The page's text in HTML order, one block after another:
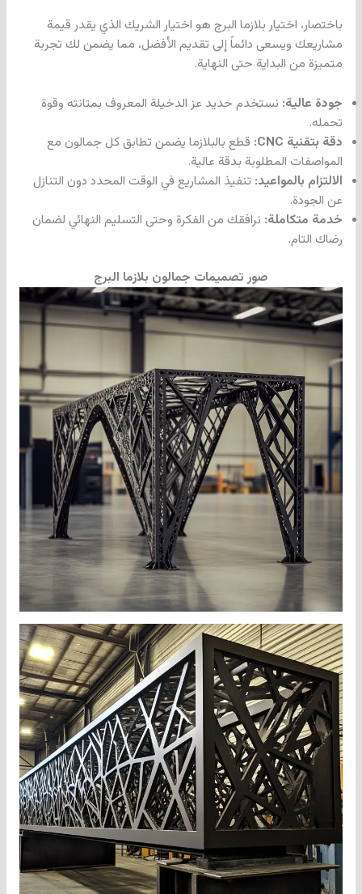
باختصار، اختيار بلازما البرج هو اختيار الشريك الذي يقدر قيمة
مشاريعك ويسعى دائماً إلى تقديم الأفضل، مما يضمن لك تجربة
متميزة من البداية حتى النهاية.
جودة عالية: نستخدم حديد عز الدخيلة المعروف بمتانته وقوة
تحمله.
دقة بتقنية CNC:
قطع بالبلازما يضمن تطابق كل جمالون مع
المواصفات المطلوبة بدقة عالية.
الالتزام بالمواعيد: تنفيذ المشاريع في الوقت المحدد دون التنازل
عن الجودة.
خدمة متكاملة: نرافقك من الفكرة وحتى التسليم النهائي لضمان
رضاك التام.
صور تصميمات جمالون بلازما البرج